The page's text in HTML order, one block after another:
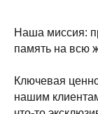
Наша миссия:
память на всю
Ключевая
нашим